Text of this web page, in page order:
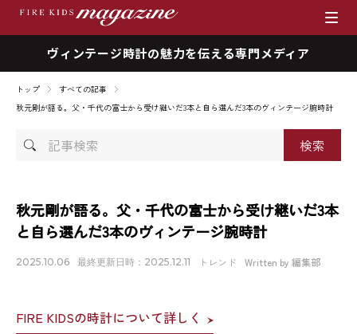
ヴィンテージ時計の魅力を伝える専門メディア
ブランド
商品一覧
時計を売りたい方へ
店舗情報
採用情報
トップ
すべての記事
秋元剛が語る。父・千代の富士から受け継いだ3本と自ら選んだ3本のヴィンテージ腕時計
記
秋元剛が語る。父・千代の富士から受け継いだ3本
と自ら選んだ3本のヴィンテージ腕時計
2025.10.06 最終更新日時：2025.12.11 トレンド Written by 編集部
FIRE KIDSの時計について詳しく